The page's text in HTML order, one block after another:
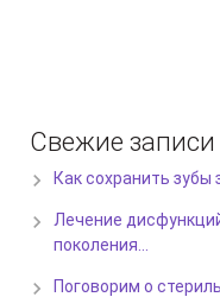
Свежие записи
Как сохранить
Лечение
поколения…
Поговорим о